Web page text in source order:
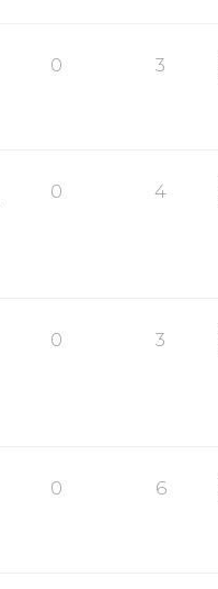
0 3
0 4
0 3
0 6